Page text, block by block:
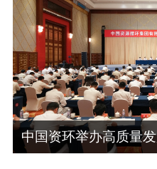
朱建春会见天津荣程
中国资环召开基础研
朱建春会见天津荣程